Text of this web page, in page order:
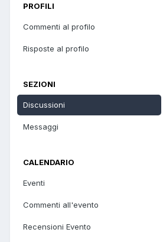
PROFILI
Commenti al profilo
Risposte al profilo
SEZIONI
Discussioni
Messaggi
CALENDARIO
Eventi
Commenti all'evento
Recensioni Evento